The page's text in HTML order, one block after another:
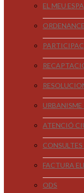
EL MEU
URBANISME
ATENCIÓ
FACTURA
ODS